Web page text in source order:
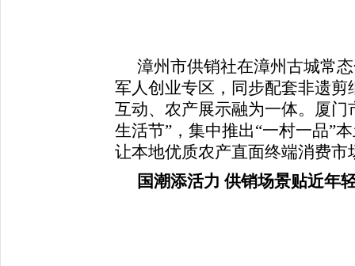
漳州市供销社在漳州古城常
军人创业专区，同步配套非遗
互动、农产展示融为一体。厦
生活节”，集中推出“一村一品”
让本地优质农产直面终端消费市
国潮添活力 供销场景贴近年